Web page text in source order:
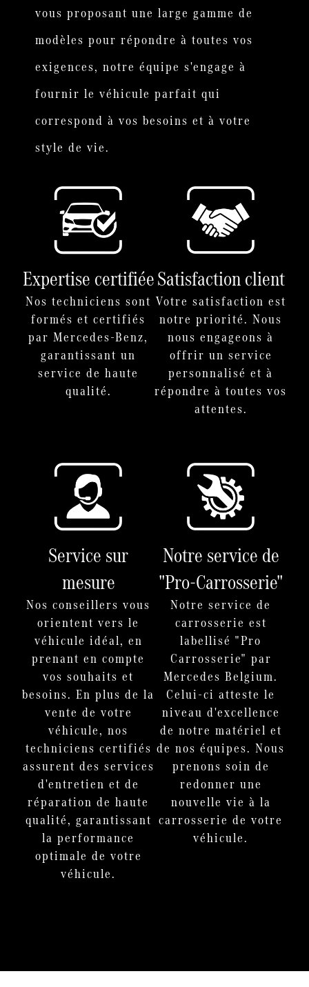
vous proposant une large gamme de
modèles pour répondre à toutes vos
exigences, notre équipe s'engage à
fournir le véhicule parfait qui
correspond à vos besoins et à votre
style de vie.
Expertise certifiée
Nos techniciens sont
formés et certifiés
par Mercedes-Benz,
garantissant un
service de haute
qualité.
Satisfaction client
Votre satisfaction est
notre priorité. Nous
nous engageons à
offrir un service
personnalisé et à
répondre à toutes vos
attentes.
Service sur
mesure
Nos conseillers vous
orientent vers le
véhicule idéal, en
prenant en compte
vos souhaits et
besoins. En plus de la
vente de votre
véhicule, nos
techniciens certifiés
assurent des services
d'entretien et de
réparation de haute
qualité, garantissant
la performance
optimale de votre
véhicule.
Notre service de
"Pro-Carrosserie"
Notre service de
carrosserie est
labellisé "Pro
Carrosserie" par
Mercedes Belgium.
Celui-ci atteste le
niveau d'excellence
de notre matériel et
de nos équipes. Nous
prenons soin de
redonner une
nouvelle vie à la
carrosserie de votre
véhicule.